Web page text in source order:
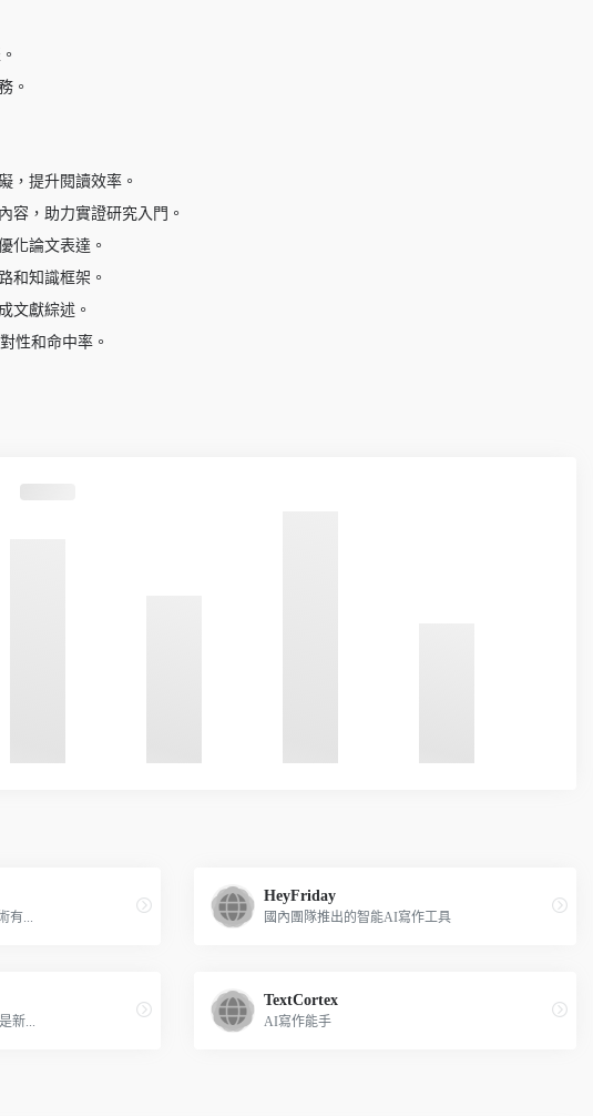
。
，提升閱讀效率。
容，助力實證研究入門。
化論文表達。
和知識框架。
文獻綜述。
性和命中率。
有...
HeyFriday
國內團隊推出的智能AI寫作工具
新...
TextCortex
AI寫作能手